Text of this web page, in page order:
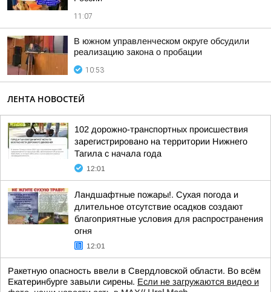
11:07
В южном управленческом округе обсудили
реализацию закона о пробации
10:53
ЛЕНТА НОВОСТЕЙ
102 дорожно-транспортных происшествия
зарегистрировано на территории Нижнего
Тагила с начала года
12:01
Ландшафтные пожары!. Сухая погода и
длительное отсутствие осадков создают
благоприятные условия для распространения
огня
12:01
Ракетную опасность ввели в Свердловской области. Во всём
Екатеринбурге завыли сирены. Если не загружаются видео и